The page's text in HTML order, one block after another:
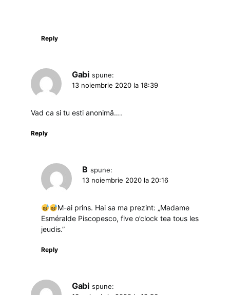
Reply
Gabi spune:
13 noiembrie 2020 la 18:39
Vad ca si tu esti anonimă….
Reply
B spune:
13 noiembrie 2020 la 20:16
M-ai prins. Hai sa ma prezint: „Madame
Esméralde Piscopesco, five o’clock tea tous les
jeudis.”
Reply
Gabi spune: